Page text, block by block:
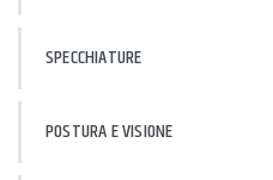
SPECCHIATURE
POSTURA E VISIONE